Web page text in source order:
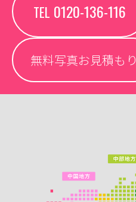
TEL 0120-136-116
無料写真お見積もり